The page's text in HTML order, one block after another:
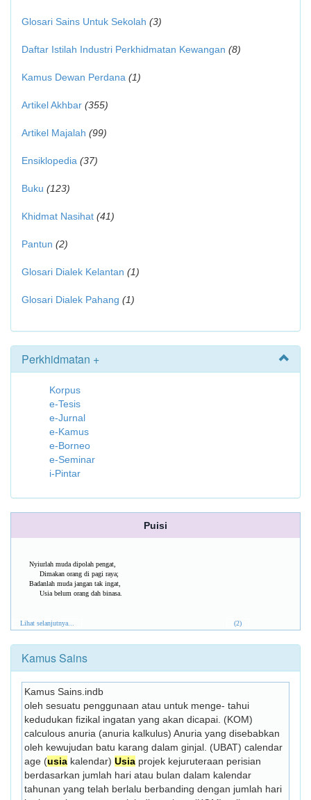
Glosari Sains Untuk Sekolah (3)
Daftar Istilah Industri Perkhidmatan Kewangan (8)
Kamus Dewan Perdana (1)
Artikel Akhbar (355)
Artikel Majalah (99)
Ensiklopedia (37)
Buku (123)
Khidmat Nasihat (41)
Pantun (2)
Glosari Dialek Kelantan (1)
Glosari Dialek Pahang (1)
Perkhidmatan +
Korpus
e-Tesis
e-Jurnal
e-Kamus
e-Borneo
e-Seminar
i-Pintar
Puisi
Nyiurlah muda dipolah pengat,
Dimakan orang di pagi raya;
Badanlah muda jangan tak ingat,
Usia belum orang dah binasa.
Lihat selanjutnya... (2)
Kamus Sains
Kamus Sains.indb
oleh sesuatu penggunaan atau untuk menge- tahui
kedudukan fizikal ingatan yang akan dicapai. (KOM)
calculous anuria (anuria kalkulus) Anuria yang disebabkan
oleh kewujudan batu karang dalam ginjal. (UBAT) calendar
age (usia kalendar) Usia projek kejuruteraan perisian
berdasarkan jumlah hari atau bulan dalam kalendar
tahunan yang telah berlalu berbanding dengan jumlah hari